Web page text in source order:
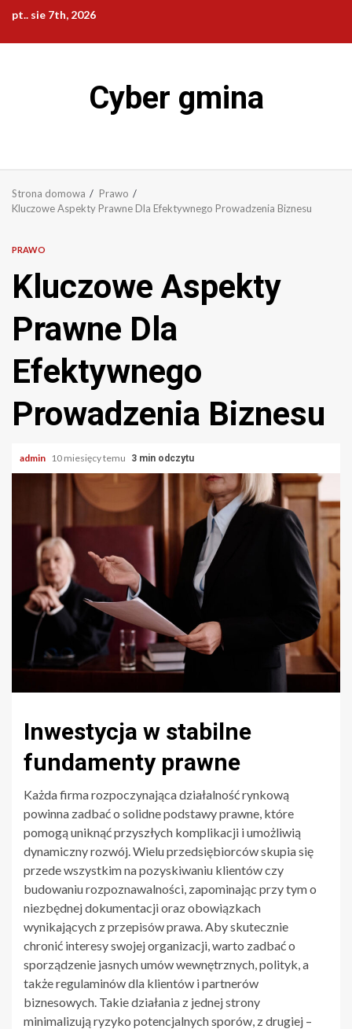
Przejdź
treści
pt.. sie 7th, 2026
Cyber gmina
Strona domowa
Prawo
Kluczowe Aspekty Prawne Dla Efektywnego Prowadzenia Biznesu
PRAWO
Kluczowe Aspekty
Prawne Dla
Efektywnego
Prowadzenia Biznesu
admin 10 miesięcy temu 3 min odczytu
Inwestycja w stabilne
fundamenty prawne
Każda firma rozpoczynająca działalność rynkową
powinna zadbać o solidne podstawy prawne, które
pomogą uniknąć przyszłych komplikacji i umożliwią
dynamiczny rozwój. Wielu przedsiębiorców skupia się
przede wszystkim na pozyskiwaniu klientów czy
budowaniu rozpoznawalności, zapominając przy tym o
niezbędnej dokumentacji oraz obowiązkach
wynikających z przepisów prawa. Aby skutecznie
chronić interesy swojej organizacji, warto zadbać o
sporządzenie jasnych umów wewnętrznych, polityk, a
także regulaminów dla klientów i partnerów
biznesowych. Takie działania z jednej strony
minimalizują ryzyko potencjalnych sporów, z drugiej –